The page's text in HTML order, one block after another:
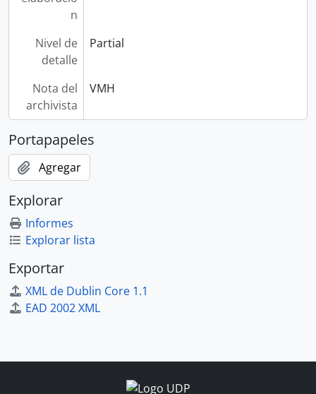
n
Nivel de
detalle
Partial
Nota del
archivista
VMH
Portapapeles
Agregar
Explorar
Informes
Explorar lista
Exportar
XML de Dublin Core 1.1
EAD 2002 XML